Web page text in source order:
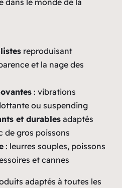
dans le monde de la
reproduisant
et la nage des
: vibrations
ou suspending
et durablesadaptés
de gros poissons
: leurres souples, poissons
et cannes
adaptés à toutes les